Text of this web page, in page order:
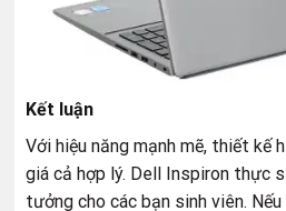
Kết luận
Với hiệu năng mạnh mẽ, thiết kế
giá cả hợp lý. Dell Inspiron thực
tưởng cho các bạn sinh viên.